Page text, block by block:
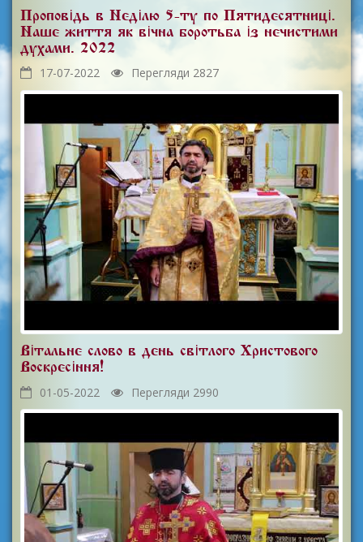
Проповідь в Неділю 5-ту по Пятидесятниці.
Наше життя як вічна боротьба із нечистими
духами. 2022
17-07-2022 Перегляди 2827
Вітальне слово в день світлого Христового
Воскресіння!
01-05-2022 Перегляди 2990